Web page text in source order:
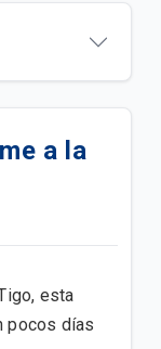
a la
esta
pocos días